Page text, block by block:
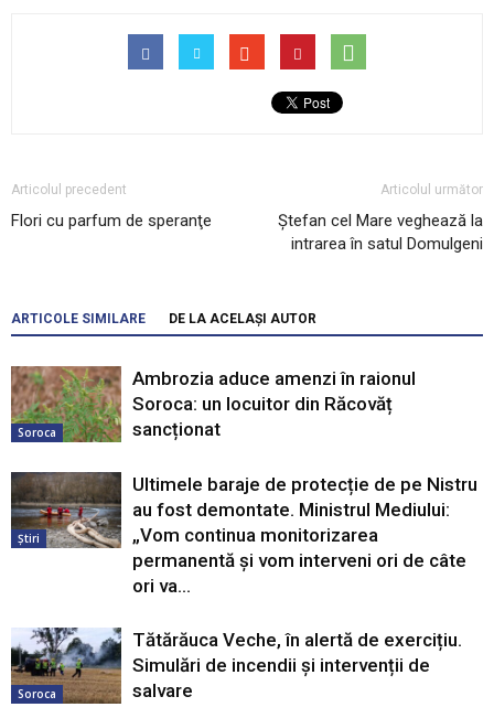
Articolul precedent
Flori cu parfum de speranţe
Articolul următor
Ștefan cel Mare veghează la
intrarea în satul Domulgeni
ARTICOLE SIMILARE DE LA ACELAȘI AUTOR
Soroca
Ambrozia aduce amenzi în raionul
Soroca: un locuitor din Răcovăț
sancționat
Știri
Ultimele baraje de protecție de pe Nistru
au fost demontate. Ministrul Mediului:
„Vom continua monitorizarea
permanentă și vom interveni ori de câte
ori va...
Soroca
Tătărăuca Veche, în alertă de exercițiu.
Simulări de incendii și intervenții de
salvare